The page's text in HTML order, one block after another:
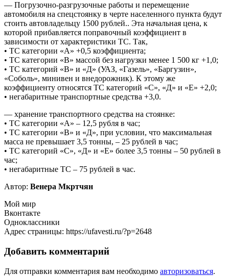
— Погрузочно-разгрузочные работы и перемещение
автомобиля на спецстоянку в черте населенного пункта будут
стоить автовладельцу 1500 рублей.. Эта начальная цена, к
которой прибавляется поправочный коэффициент в
зависимости от характеристики ТС. Так,
• ТС категории «А» +0,5 коэффициента;
• ТС категории «В» массой без нагрузки менее 1 500 кг +1,0;
• ТС категорий «В» и «Д» (УАЗ, «Газель», «Баргузин»,
«Соболь», минивен и внедорожник). К этому же
коэффициенту относятся ТС категорий «С», «Д» и «Е» +2,0;
• негабаритные транспортные средства +3,0.
— хранение транспортного средства на стоянке:
• ТС категории «А» – 12,5 рубля в час;
• ТС категории «В» и «Д», при условии, что максимальная
масса не превышает 3,5 тонны, – 25 рублей в час;
• ТС категорий «С», «Д» и «Е» более 3,5 тонны – 50 рублей в
час;
• негабаритные ТС – 75 рублей в час.
Автор: Венера Мкртчян
Мой мир
Вконтакте
Одноклассники
Адрес страницы: https://ufavesti.ru/?p=2648
Добавить комментарий
Для отправки комментария вам необходимо авторизоваться.